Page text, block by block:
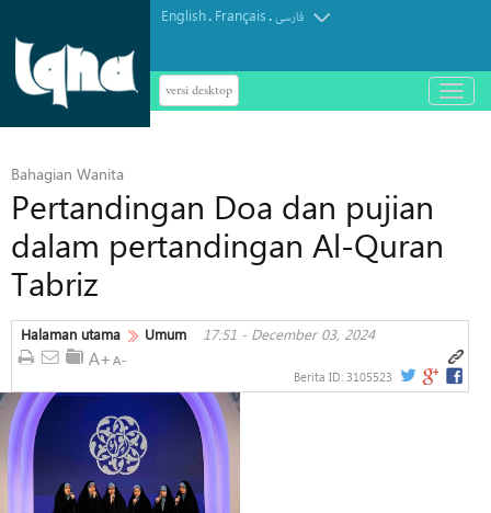
English. Français.فارسی
versi desktop
باز
و
Bahagian Wanita
Pertandingan Doa dan pujian
dalam pertandingan Al-Quran
Tabriz
Halaman utama Umum 17:51 - December 03, 2024
Berita ID: 3105523